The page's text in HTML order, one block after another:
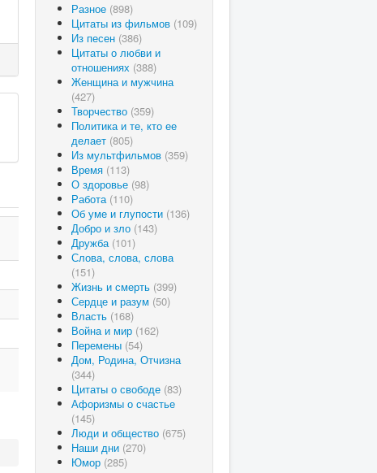
Разное (898)
Цитаты из фильмов (109)
Из песен (386)
Цитаты о любви и
отношениях (388)
Женщина и мужчина
(427)
Творчество (359)
Политика и те, кто ее
делает (805)
Из мультфильмов (359)
Время (113)
О здоровье (98)
Работа (110)
Об уме и глупости (136)
Добро и зло (143)
Дружба (101)
Слова, слова, слова
(151)
Жизнь и смерть (399)
Сердце и разум (50)
Власть (168)
Война и мир (162)
Перемены (54)
Дом, Родина, Отчизна
(344)
Цитаты о свободе (83)
Афоризмы о счастье
(145)
Люди и общество (675)
Наши дни (270)
Юмор (285)